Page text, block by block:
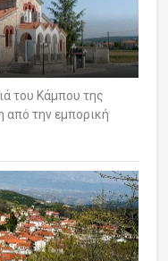
του Κάμπου της
από την εμπορική